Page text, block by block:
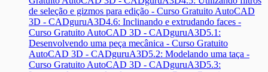
de seleção e gizmos para edição - Curso Gratuito AutoCAD
3D - CADguruA3D4.6: Inclinando e extrudando faces -
Curso Gratuito AutoCAD 3D - CADguruA3D5.1:
Desenvolvendo uma peça mecânica - Curso Gratuito
AutoCAD 3D - CADguruA3D5.2: Modelando uma taça -
Curso Gratuito AutoCAD 3D - CADguruA3D5.3: